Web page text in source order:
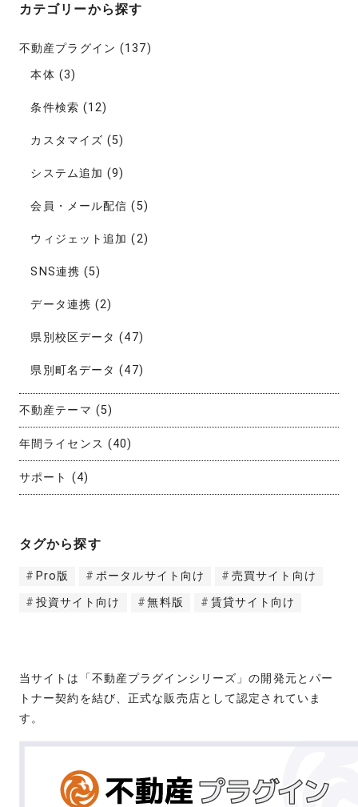
カテゴリーから探す
不動産プラグイン (137)
本体 (3)
条件検索 (12)
カスタマイズ (5)
システム追加 (9)
会員・メール配信 (5)
ウィジェット追加 (2)
SNS連携 (5)
データ連携 (2)
県別校区データ (47)
県別町名データ (47)
不動産テーマ (5)
年間ライセンス (40)
サポート (4)
タグから探す
Pro版 ポータルサイト向け
売買サイト向け
投資サイト向け
無料版 賃貸サイト向け
当サイトは「不動産プラグインシリーズ」の開発元とパー
トナー契約を結び、正式な販売店として認定されていま
す。